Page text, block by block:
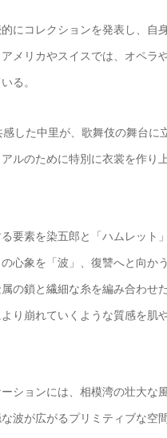
にコレクションを発表し、自
メリカやスイスでは、オペラ
いる。
した中里が、歌舞伎の舞台に
ルのために特別に衣裳を作り
要素を染五郎と「ハムレット」
心象を「波」、復讐へと向かう
の鎖と繊細な糸を編み合わせた
り崩れていくような質感を肌
ションには、相模湾の壮大な
波が広がるプリミティブな空